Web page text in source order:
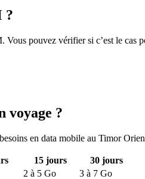
?
Vous pouvez vérifier si c’est le cas
voyage ?
en data mobile au Timor
15jours 30jours
2 à 5 Go 3 à 7 Go